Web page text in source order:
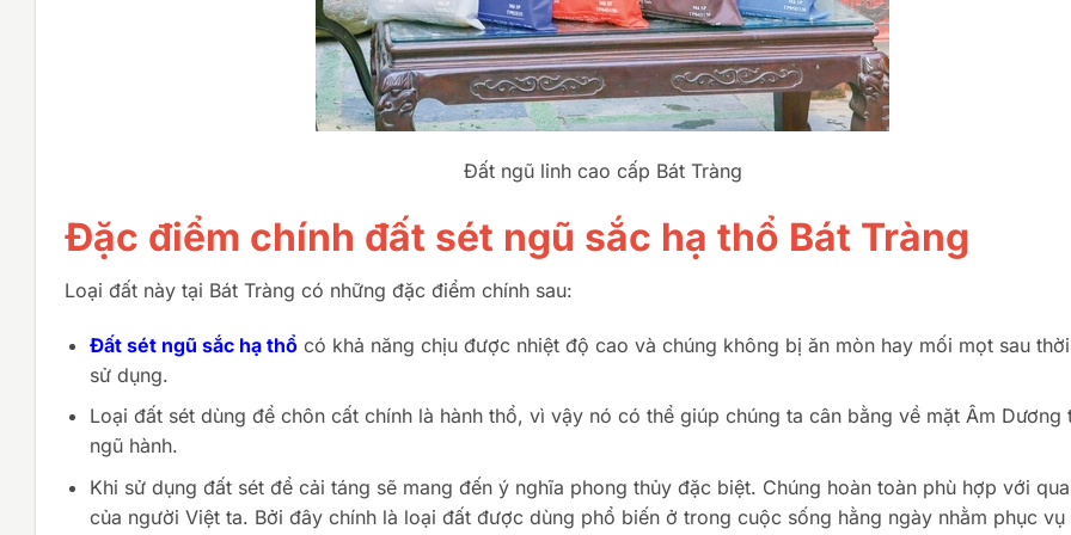
Đất ngũ linh cao cấp Bát Tràng
Đặc điểm chính đất sét ngũ sắc hạ thổ Bát Tràng
Loại đất này tại Bát Tràng có những đặc điểm chính sau:
Đất sét ngũ sắc hạ thổcó khả năng chịu được nhiệt độ cao và chúng không bị ăn mòn hay mối mọt sau
sử dụng.
Loại đất sét dùng để chôn cất chính là hành thổ, vì vậy nó có thể giúp chúng ta cân bằng về mặt Âm Dương
ngũ hành.
Khi sử dụng đất sét để cải táng sẽ mang đến ý nghĩa phong thủy đặc biệt. Chúng hoàn toàn phù hợp với
của người Việt ta. Bởi đây chính là loại đất được dùng phổ biến ở trong cuộc sống hằng ngày nhằm phục vụ